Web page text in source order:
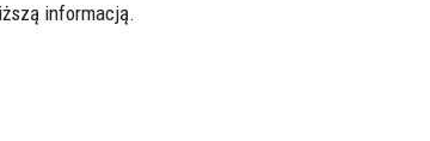
informacją.